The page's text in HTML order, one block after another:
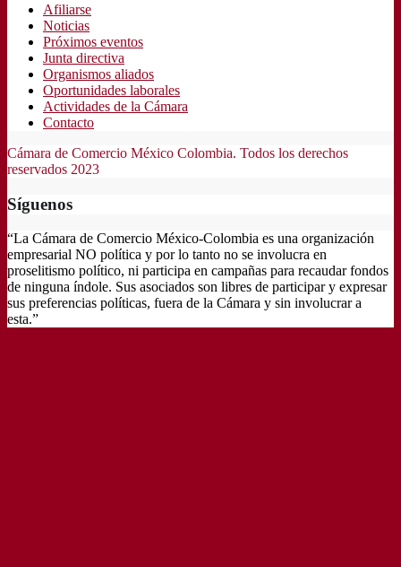
Afiliarse
Noticias
Próximos eventos
Junta directiva
Organismos aliados
Oportunidades laborales
Actividades de la Cámara
Contacto
Cámara de Comercio México Colombia. Todos los derechos
reservados 2023
Síguenos
“La Cámara de Comercio México-Colombia es una organización
empresarial NO política y por lo tanto no se involucra en
proselitismo político, ni participa en campañas para recaudar fondos
de ninguna índole. Sus asociados son libres de participar y expresar
sus preferencias políticas, fuera de la Cámara y sin involucrar a
esta.”